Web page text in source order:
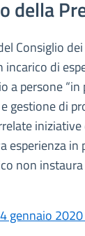
della
Consiglio
di
a persone
gestione di
esperienza in
non
gennaio 2020